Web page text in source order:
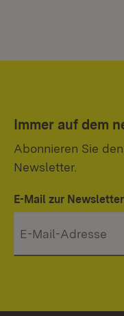
Immer auf dem
Abonnieren Sie
Newsletter.
E-Mail zur